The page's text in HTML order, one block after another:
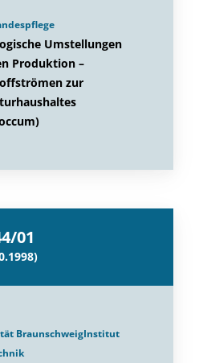
Umstellungen
Produktion –
zur
01
BraunschweigInstitut